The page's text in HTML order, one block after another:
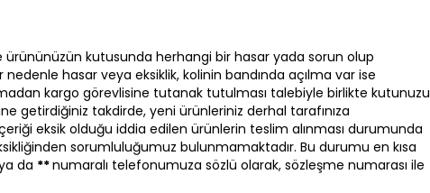
ürününüzün kutusunda herhangi bir hasar yada sorun olup
nedenle hasar veya eksiklik, kolinin bandında açılma var ise
kargo görevlisine tutanak tutulması talebiyle birlikte kutunuzu
getirdiğiniz takdirde, yeni ürünleriniz derhal tarafınıza
eksik olduğu iddia edilen ürünlerin teslim alınması durumunda
sorumluluğumuz bulunmamaktadır. Bu durumu en kısa
da **numaralı telefonumuza sözlü olarak, sözleşme numarası ile